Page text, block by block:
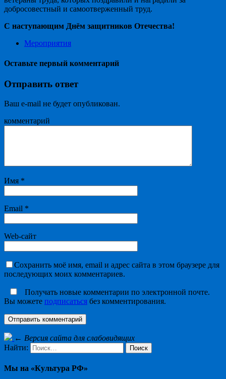
добросовестный и самоотверженный труд.
С наступающим Днём защитников Отечества!
Мероприятия
Оставьте первый комментарий
Отправить ответ
Ваш e-mail не будет опубликован.
комментарий
Имя *
Email *
Web-сайт
Сохранить моё имя, email и адрес сайта в этом браузере для
последующих моих комментариев.
Получать новые комментарии по электронной почте.
Вы можете подписаться без комментирования.
← Версия сайта для слабовидящих
Найти:
Мы на «Культура РФ»